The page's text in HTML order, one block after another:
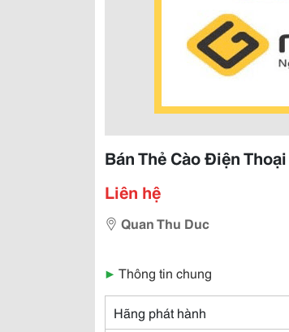
Bán Thẻ Cào Điện
Liên hệ
Quan Thu Duc
▶ Thông tin chung
Hãng phát hành